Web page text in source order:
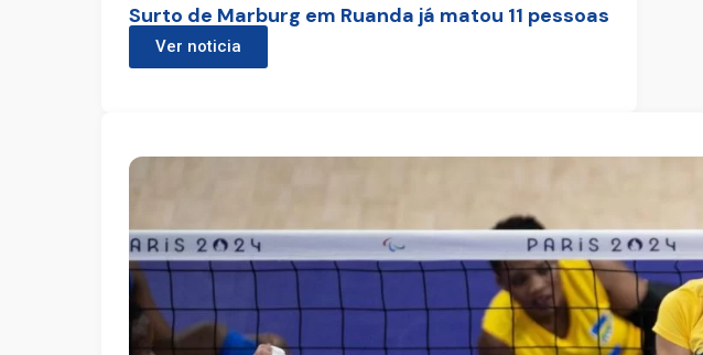
Surto de Marburg em Ruanda já matou 11 pessoas
Ver noticia